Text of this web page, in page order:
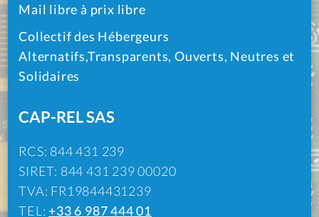
Mail libre à prix libre
Collectif des Hébergeurs
Alternatifs,Transparents, Ouverts, Neutres et
Solidaires
CAP-REL SAS
RCS: 844 431 239
SIRET: 844 431 239 00020
TVA: FR19844431239
TEL: +33 6 987 444 01